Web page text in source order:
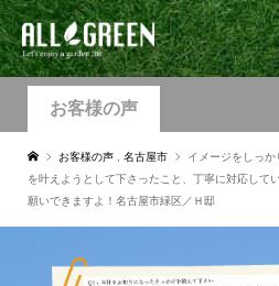
お客様の声
お客様の声 名古屋市
イメージをしっ
を叶えようとして下さったこと、丁寧に対応して
願いできますよ！名古屋市緑区／Ｈ邸